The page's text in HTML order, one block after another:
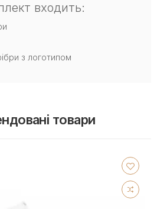
входить:
з логотипом
товари